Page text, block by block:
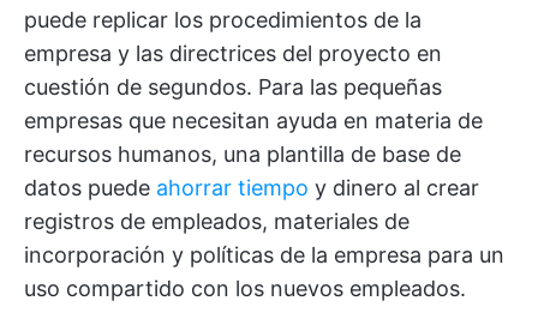
puede replicar los procedimientos de la
empresa y las directrices del proyecto en
cuestión de segundos. Para las pequeñas
empresas que necesitan ayuda en materia de
recursos humanos, una plantilla de base de
datos puede ahorrar tiempo y dinero al crear
registros de empleados, materiales de
incorporación y políticas de la empresa para un
uso compartido con los nuevos empleados.